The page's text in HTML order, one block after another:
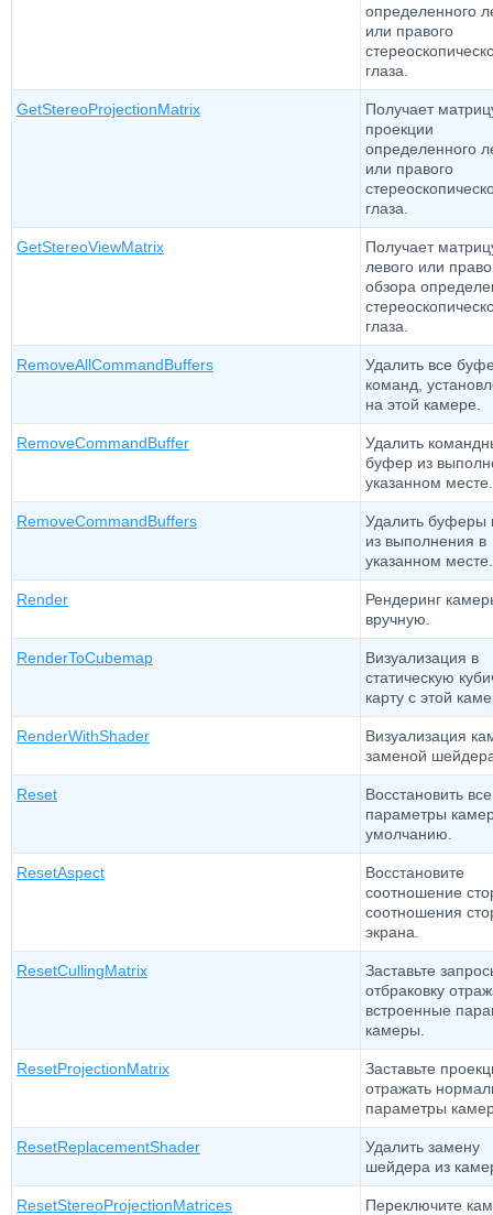
определенного
или правого
глаза.
GetStereoProjectionMatrix
Получает
проекции
определенного
или правого
глаза.
GetStereoViewMatrix
Получает
левого или
обзора
глаза.
RemoveAllCommandBuffers
Удалить все
команд,
на этой камере.
RemoveCommandBuffer
Удалить
буфер из
указанном месте.
RemoveCommandBuffers
Удалить буферы
из выполнения в
указанном месте.
Render
Рендеринг
вручную.
RenderToCubemap
Визуализация в
статическую
карту с этой
RenderWithShader
Визуализация
заменой
Reset
Восстановить все
параметры
умолчанию.
ResetAspect
Восстановите
соотношение
соотношения
экрана.
ResetCullingMatrix
Заставьте
отбраковку
встроенные
камеры.
ResetProjectionMatrix
Заставьте
отражать
параметры
ResetReplacementShader
Удалить замену
шейдера из
ResetStereoProjectionMatrices
Переключите